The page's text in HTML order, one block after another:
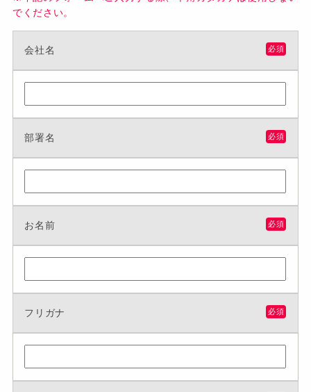
でください。
会社名 必須
部署名 必須
お名前 必須
フリガナ 必須